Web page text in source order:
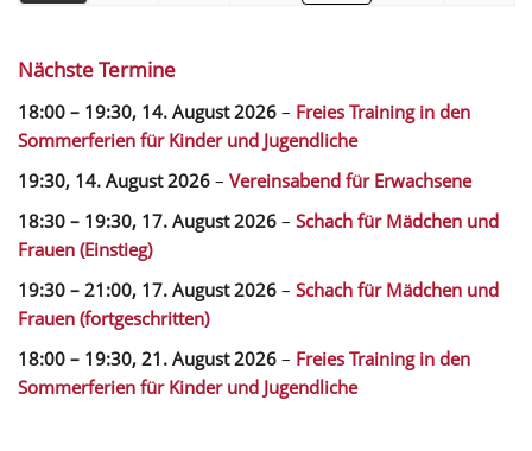
Nächste Termine
18:00 – 19:30, 14. August 2026 – Freies Training in den
Sommerferien für Kinder und Jugendliche
19:30, 14. August 2026 – Vereinsabend für Erwachsene
18:30 – 19:30, 17. August 2026 – Schach für Mädchen und
Frauen (Einstieg)
19:30 – 21:00, 17. August 2026 – Schach für Mädchen und
Frauen (fortgeschritten)
18:00 – 19:30, 21. August 2026 – Freies Training in den
Sommerferien für Kinder und Jugendliche